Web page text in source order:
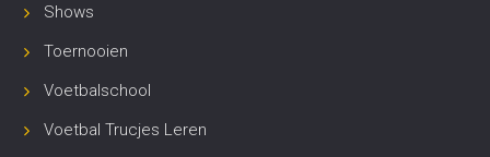
Shows
Toernooien
Voetbalschool
Voetbal Trucjes Leren